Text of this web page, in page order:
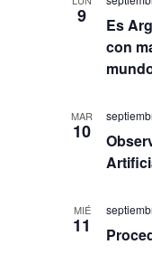
9
Es
con
MAR
10
MIÉ
11